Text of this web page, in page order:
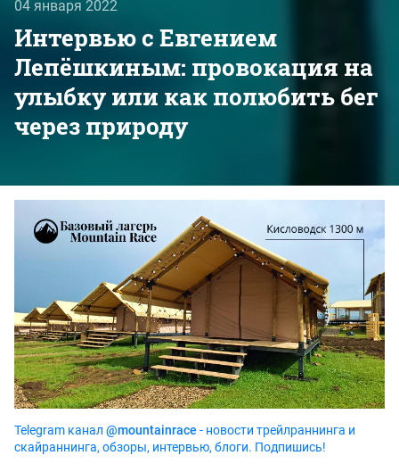
04 января 2022
Интервью с Евгением
Лепёшкиным: провокация на
улыбку или как полюбить бег
через природу
Telegram канал @mountainrace - новости трейлраннинга и
скайраннинга, обзоры, интервью, блоги. Подпишись!